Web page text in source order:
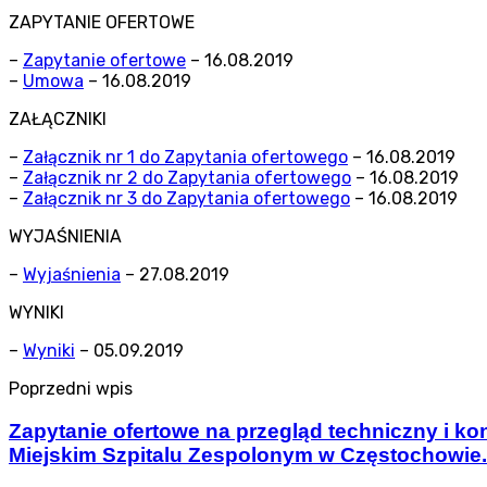
ZAPYTANIE OFERTOWE
– Zapytanie ofertowe – 16.08.2019
– Umowa – 16.08.2019
ZAŁĄCZNIKI
– Załącznik nr 1 do Zapytania ofertowego – 16.08.2019
– Załącznik nr 2 do Zapytania ofertowego – 16.08.2019
– Załącznik nr 3 do Zapytania ofertowego – 16.08.2019
WYJAŚNIENIA
– Wyjaśnienia – 27.08.2019
WYNIKI
– Wyniki – 05.09.2019
Poprzedni wpis
Zapytanie ofertowe na przegląd techniczny i
Miejskim Szpitalu Zespolonym w Częstochowie.